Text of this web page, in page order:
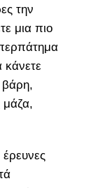
την
μια πιο
μάζα,